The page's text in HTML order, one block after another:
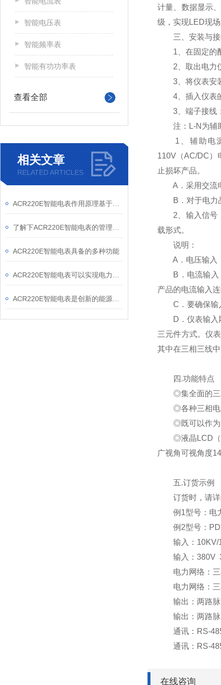
智能电压表
智能频率表
智能有功功率表
查看全部
相关文章
RELATED ARTICLES
ACR220E智能电表具备的多种功能
计量、数据显示
级，实现LED现
三、安装与接
1、在固定的配
2、取出电力仪
3、将仪表安装
4、插入仪表的
3、端子接线
注：L-N为辅助
1、辅助电源
110V（AC/DC）
止损坏产品。
A．采用交流电
B．对于电力品
2、输入信号：
载形式。
说明：
A．电压输入：
B．电流输入：
产品的电流输入
C．要确保输入
D．仪表输入网
三元件方式。仪
其中在三相三线
四.功能特点
◎集全面的三相
◎各种三相电量
◎既可以作为盘
◎液晶LCD（黄
广视角可视角度
五.订货示例
订货时，请详
例1型号：电
例2型号：
输入：10KV/
输入：380V
电力网络：三
电力网络：三
输出：两路脉
输出：两路脉
通讯：RS-
通讯：RS-
在线咨询